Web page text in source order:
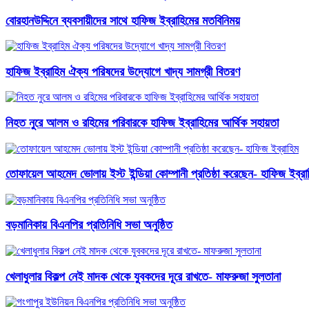
বোরহানউদ্দিনে ব্যবসায়ীদের সাথে হাফিজ ইব্রাহিমের মতবিনিময়
হাফিজ ইব্রাহিম ঐক্য পরিষদের উদ্যোগে খাদ্য সামগ্রী বিতরণ
নিহত নুরে আলম ও রহিমের পরিবারকে হাফিজ ইব্রাহিমের আর্থিক সহায়তা
তোফায়েল আহমেদ ভোলায় ইস্ট ইন্ডিয়া কোম্পানী প্রতিষ্ঠা করেছেন- হাফিজ
বড়মানিকায় বিএনপির প্রতিনিধি সভা অনুষ্ঠিত
খেলাধুলার বিকল্প নেই মাদক থেকে যুবকদের দূরে রাখতে- মাফরুজা সুলতানা